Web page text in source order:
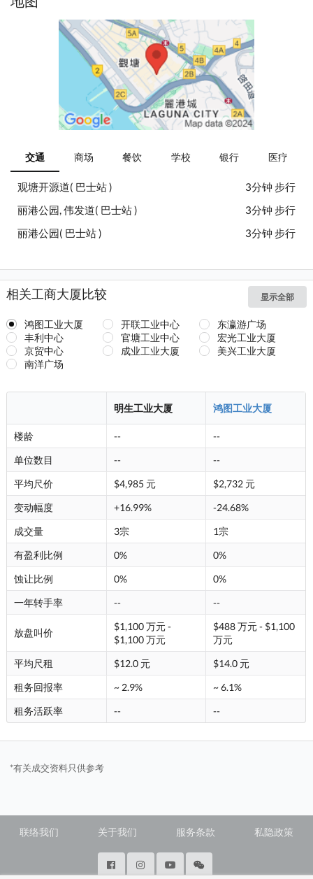
交通 商场 餐饮 学校 银行 医疗
观塘开源道( 巴士站 )
3分钟 步行
丽港公园, 伟发道( 巴士站 )
3分钟 步行
丽港公园( 巴士站 )
3分钟 步行
相关工商大厦比较 显示全部
鸿图工业大厦 开联工业中心
东瀛游广场
丰利中心
官塘工业中心
宏光工业大厦
京贸中心
成业工业大厦
美兴工业大厦
南洋广场
明生工业大厦 鸿图工业大厦
楼龄 --
--
单位数目
--
--
平均尺价
$4,985 元
$2,732 元
变动幅度
+16.99%
-24.68%
成交量
3宗
1宗
有盈利比例
0%
0%
蚀让比例
0%
0%
一年转手率
-- --
放盘叫价
$1,100 万元 -
$1,100 万元
$488 万元 - $1,100
万元
平均尺租
$12.0 元
$14.0 元
租务回报率
~ 2.9%
~ 6.1%
租务活跃率
-- --
*有关成交资料只供参考
联络我们 关于我们 服务条款 私隐政策